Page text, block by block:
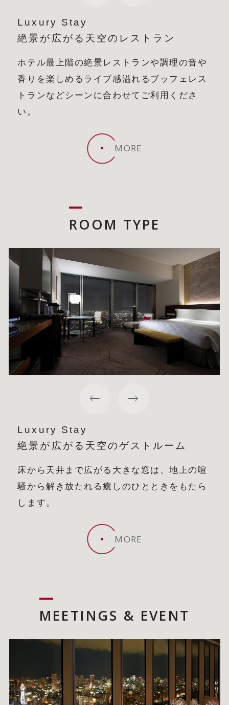
Luxury Stay
絶景が広がる天空のレストラン
ホテル最上階の絶景レストランや調理の音や
香りを楽しめるライブ感溢れる ブッフェレス
トランなどシーンに合わせてご利用くださ
い。
MORE
ROOM TYPE
Luxury Stay
絶景が広がる天空のゲストルーム
床から天井まで広がる大きな窓は、地上の喧
騒から解き放たれる癒しのひとときをもたら
します。
MORE
MEETINGS & EVENT